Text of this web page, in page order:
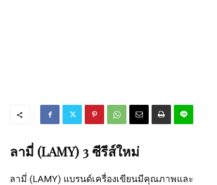
ลามี่ (LAMY) 3 ซีรีส์ใหม่
ลามี่ (LAMY) แบรนด์เครื่องเขียนมีคุณภาพและ